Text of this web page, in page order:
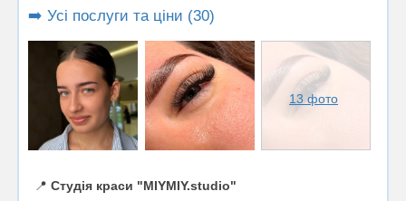
➡️ Усі послуги та ціни (30)
13 фото
📍 Студія краси "MIYMIY.studio"